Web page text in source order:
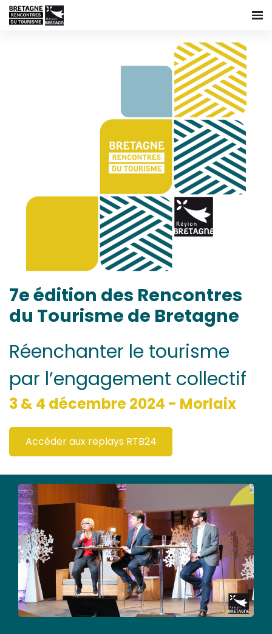
7e édition des Rencontres
du Tourisme de Bretagne
Réenchanter le tourisme
par l’engagement collectif
3 & 4 décembre 2024 - Morlaix
Accéder aux replays RTB24